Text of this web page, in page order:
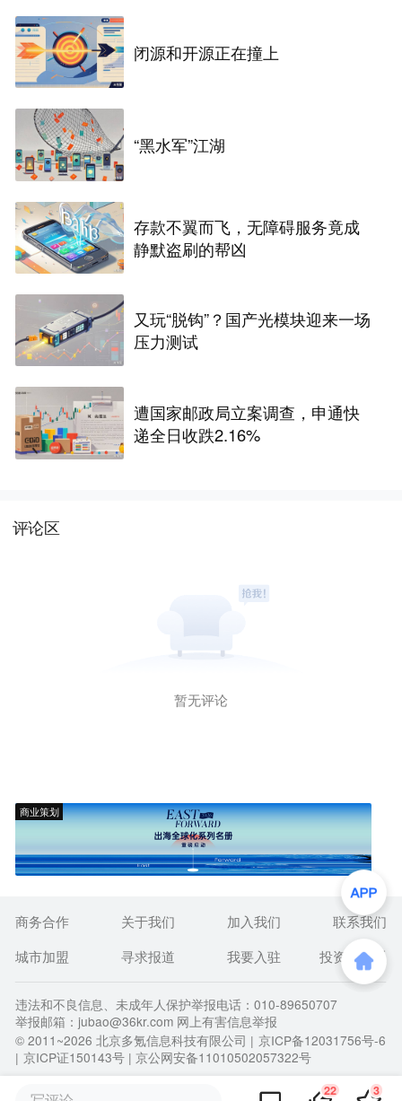
闭源和开源正在撞上
“黑水军”江湖
存款不翼而飞，无障碍服务竟成
静默盗刷的帮凶
又玩“脱钩”？国产光模块迎来一场
压力测试
遭国家邮政局立案调查，申通快
递全日收跌2.16%
评论区
暂无评论
商业策划
22 3
商务合作 关于我们 加入我们
联系我们
城市加盟
寻求报道 我要入驻 投资者关系
违法和不良信息、未成年人保护举报电话：010-89650707
举报邮箱：jubao@36kr.com 网上有害信息举报
© 2011~2026 北京多氪信息科技有限公司 | 京ICP备12031756号-6
| 京ICP证150143号 | 京公网安备11010502057322号